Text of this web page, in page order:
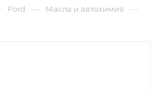
Ford — Масла и автохимия —